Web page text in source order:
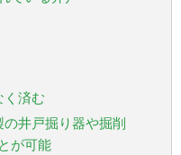
く済む
井戸掘り器や掘削
が可能